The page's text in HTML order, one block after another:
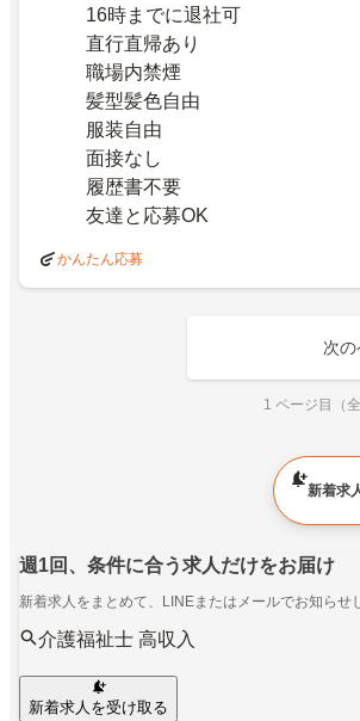
16時までに退社可
直行直帰あり
職場内禁煙
髪型髪色自由
服装自由
面接なし
履歴書不要
友達と応募OK
かんたん応募
次
1 ページ目（
新着求
週1回、条件に合う求人だけをお届け
新着求人をまとめて、LINEまたはメールでお知らせ
介護福祉士 高収入
新着求人を受け取る